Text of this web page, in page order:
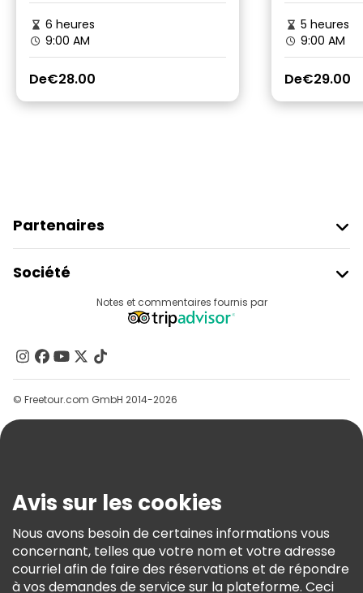
6 heures
9:00 AM
De€28.00
5 heures
9:00 AM
De€29.00
Partenaires
Connexion Du Fournisseur
Programme D’affiliation
Société
Contactez-Nous
Groupes
Aide
Conditions Générales Et Mentions Légales
Politique En Matière De Cookies
Freetour Prix
Programme De Fidélité
Notes et commentaires fournis par
© Freetour.com GmbH 2014-2026
Avis sur les cookies
Nous avons besoin de certaines informations vous
concernant, telles que votre nom et votre adresse
courriel afin de faire des réservations et de répondre
à vos demandes de service sur la plateforme. Ceci